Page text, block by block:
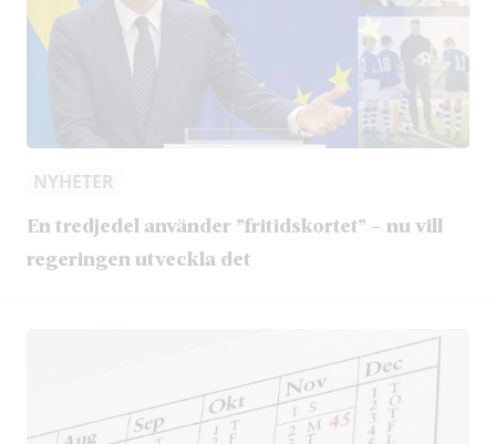
NYHETER
En tredjedel använder ”fritidskortet” – nu vill
regeringen utveckla det